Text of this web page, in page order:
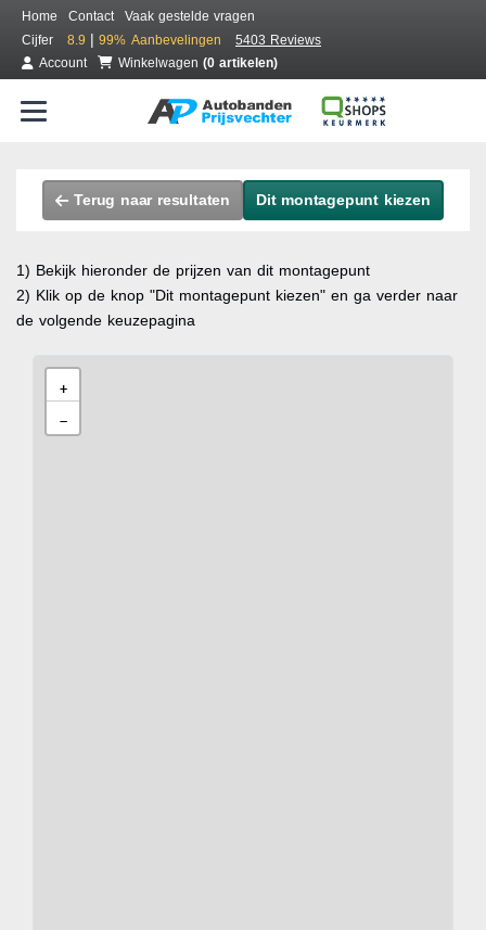
Home Contact
Vaak gestelde vragen
Cijfer
8.9 | 99% Aanbevelingen
5403 Reviews
Account
Winkelwagen (0 artikelen)
Terug naar resultaten Dit montagepunt kiezen
1) Bekijk hieronder de prijzen van dit montagepunt
2) Klik op de knop "Dit montagepunt kiezen" en ga verder naar
de volgende keuzepagina
+
−